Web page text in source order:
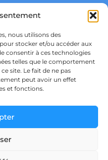
nous utilisons des
stocker et/ou accéder aux
consentir à ces technologies
telles que le comportement
site. Le fait de ne pas
peut avoir un effet
et fonctions.